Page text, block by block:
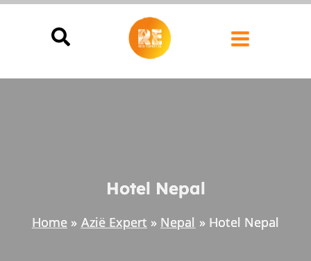
Ga
Hotel Nepal
Home Azië Expert Nepal Hotel Nepal